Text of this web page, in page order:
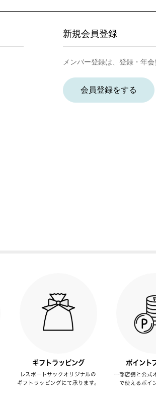
新規会員登録
メンバー登録は、登録・年会
会員登録をする
ギフトラッピング
レスポートサックオリジナルの
ギフトラッピングにて承ります。
ポイント
一部店舗と公式
で使えるポイ